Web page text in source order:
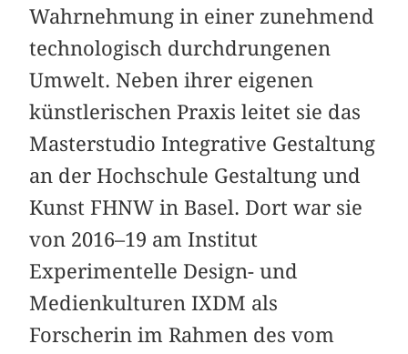
Wahrnehmung in einer zunehmend
technologisch durchdrungenen
Umwelt. Neben ihrer eigenen
künstlerischen Praxis leitet sie das
Masterstudio Integrative Gestaltung
an der Hochschule Gestaltung und
Kunst FHNW in Basel. Dort war sie
von 2016–19 am Institut
Experimentelle Design- und
Medienkulturen IXDM als
Forscherin im Rahmen des vom